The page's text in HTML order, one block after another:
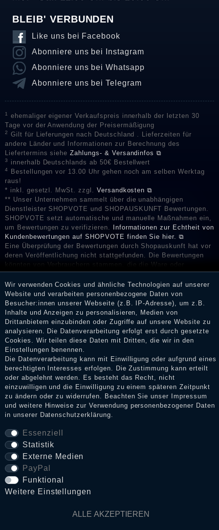
BLEIB' VERBUNDEN
Like uns bei Facebook
Abonniere uns bei Instagram
Abonniere uns bei Whatsapp
Abonniere uns bei Telegram
1
ehemaliger eigener Verkaufspreis innerhalb der letzten 30
Tage vor der Anwendung der Preisermäßigung
2
Gilt für Lieferungen nach Deutschland . Lieferzeiten für
andere Länder und Informationen zur Berechnung des
Liefertermins sieheZahlungs- & Versandinfos ⧉
3 innerhalb Deutschlands ab 50€ Bestellwert
4
Bestellungen vor 13.00 Uhr gehen noch am selben Werktag
raus!
* inkl. gesetzl. MwSt. zzgl. Versandkosten ⧉
** Unser Unternehmen sammelt über die unabhängigen
Dienstleister SHOPVOTE und SHOPAUSKUNFT Bewertungen.
SHOPVOTE setzt automatische und manuelle Maßnahmen ein,
um Bewertungen zu verifizieren. Informationen zur Echtheit von
Kundenbewertungen auf SHOPVOTE finden Sie hier. ⧉
Eine Überprüfung der Bewertungen durch Shopauskunft hat vor
deren Veröffentlichung nicht stattgefunden. Die Bewertungen
könnten von Verbrauchern stammen, die die Ware oder
Dienstleistungen gar nicht erworben oder genutzt haben. Nach
Erhalt einer Benachrichtigungs-E-Mail können Händler die
Bewertungen verifizieren und über die erfolgte Verifizierung im
Shop informieren.
Impressum
Daten­schutz­erklärung
AGB
Widerrufs­recht
VERTRAG WIDERRUFEN
Wir verwenden Cookies und ähnliche Technologien auf unserer
Website und verarbeiten personenbezogene Daten von
Besucher:innen unserer Webseite (z.B. IP-Adresse), um z.B.
Inhalte und Anzeigen zu personalisieren, Medien von
Drittanbietern einzubinden oder Zugriffe auf unsere Website zu
analysieren. Die Datenverarbeitung erfolgt erst durch gesetzte
Cookies. Wir teilen diese Daten mit Dritten, die wir in den
Einstellungen benennen.
Die Datenverarbeitung kann mit Einwilligung oder aufgrund eines
berechtigten Interesses erfolgen. Die Zustimmung kann erteilt
oder abgelehnt werden. Es besteht das Recht, nicht
einzuwilligen und die Einwilligung zu einem späteren Zeitpunkt
zu ändern oder zu widerrufen. Beachten Sie unser
Impressum
und weitere Hinweise zur Verwendung personenbezogener Daten
in unserer Daten­schutz­erklärung.
Essenziell
Statistik
Externe Medien
PayPal
Funktional
Weitere Einstellungen
ALLE AKZEPTIEREN